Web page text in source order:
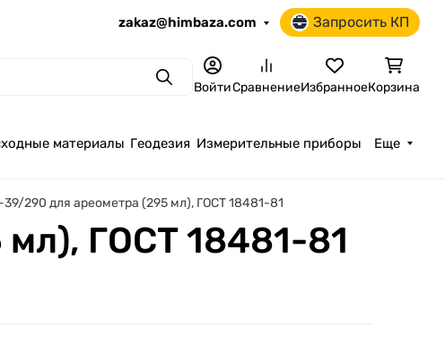
zakaz@himbaza.com Запросить КП
ПоискВойтиСравнениеИзбранноеКорзина
материалы Геодезия Измерительные приборы Еще
290 для ареометра (295 мл), ГОСТ 18481-81
ГОСТ 18481-81